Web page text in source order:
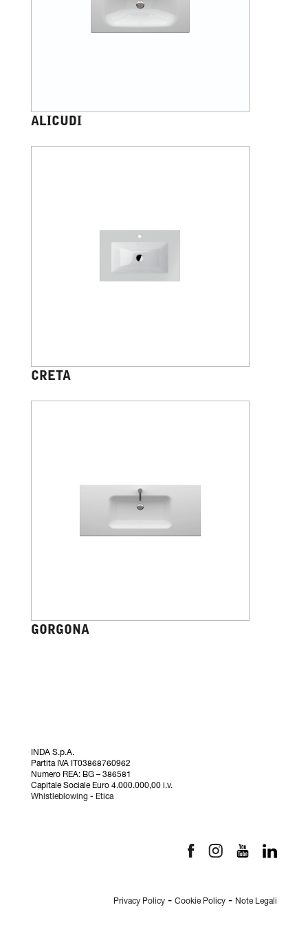
ALICUDI
CRETA
GORGONA
INDA S.p.A.
Partita IVA IT03868760962
Numero REA: BG – 386581
Capitale Sociale Euro 4.000.000,00 i.v.
Whistleblowing - Etica
Privacy Policy - Cookie Policy - Note Legali